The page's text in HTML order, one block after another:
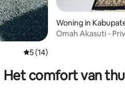
Gemiddelde beoordeling van
5 (14)
Woning in
Omah Akasuti -
Het comfort van